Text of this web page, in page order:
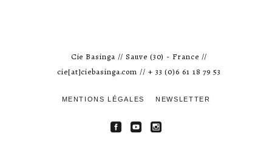
Cie Basinga // Sauve (30) - France //
cie[at]ciebasinga.com // + 33 (0)6 61 18 79 53
MENTIONS LÉGALES NEWSLETTER